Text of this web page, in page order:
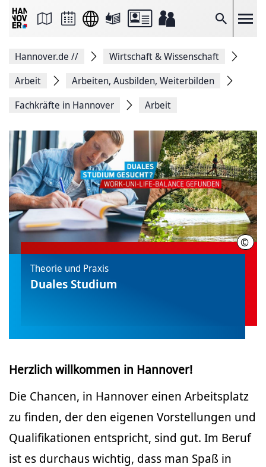
Suche
Seite
Facebook
teilen
Seitenlink
Seite
Drucken
Hannover.de //
Wirtschaft & Wissenschaft
Arbeit
Arbeiten, Ausbilden, Weiterbilden
Fachkräfte in Hannover
Arbeit
©
Theorie und Praxis
Duales Studium
Herzlich willkommen in Hannover!
Die Chancen, in Hannover einen Arbeitsplatz
zu finden, der den eigenen Vorstellungen und
Qualifikationen entspricht, sind gut. Im Beruf
ist es durchaus wichtig, dass man Spaß in